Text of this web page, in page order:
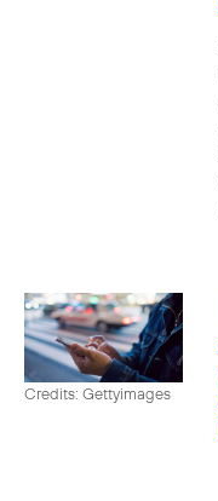
Credits: Gettyimages